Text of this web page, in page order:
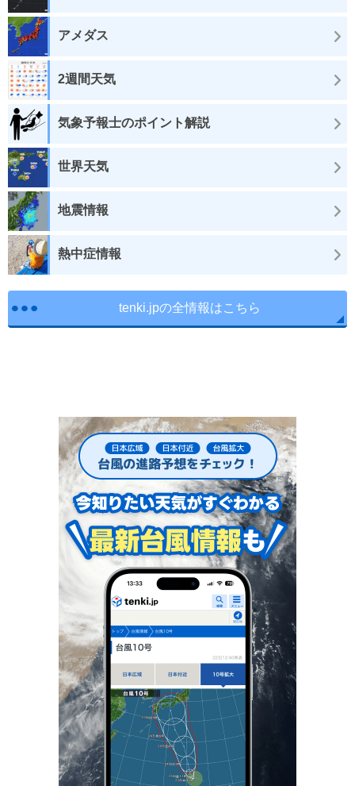
アメダス
2週間天気
気象予報士のポイント解説
世界天気
地震情報
熱中症情報
tenki.jpの全情報はこちら